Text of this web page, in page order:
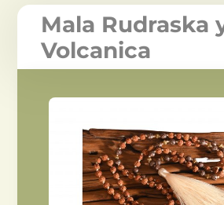
Mala Rudraska
Volcanica